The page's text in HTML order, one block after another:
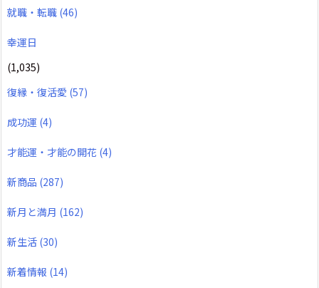
就職・転職 (46)
幸運日
(1,035)
復縁・復活愛 (57)
成功運 (4)
才能運・才能の開花 (4)
新商品 (287)
新月と満月 (162)
新生活 (30)
新着情報 (14)